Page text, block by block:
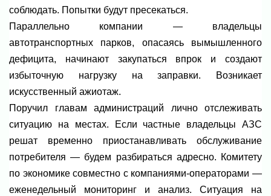
соблюдать. Попытки будут пресекаться.
Параллельно компании — владельцы
автотранспортных парков, опасаясь вымышленного
дефицита, начинают закупаться впрок и создают
избыточную нагрузку на заправки. Возникает
искусственный ажиотаж.
Поручил главам администраций лично отслеживать
ситуацию на местах. Если частные владельцы АЗС
решат временно приостанавливать обслуживание
потребителя — будем разбираться адресно. Комитету
по экономике совместно с компаниями-операторами —
еженедельный мониторинг и анализ. Ситуация на